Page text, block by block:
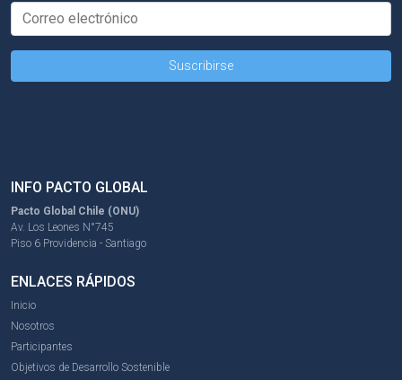
INFO PACTO GLOBAL
Pacto Global Chile (ONU)
Av. Los Leones N°745
Piso 6 Providencia - Santiago
ENLACES RÁPIDOS
Inicio
Nosotros
Participantes
Objetivos de Desarrollo Sostenible